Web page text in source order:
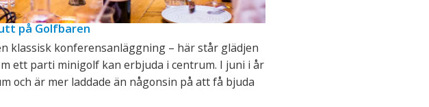
på Golfbaren
klassisk konferensanläggning – här står glädjen
ett parti minigolf kan erbjuda i centrum. I juni i år
och är mer laddade än någonsin på att få bjuda